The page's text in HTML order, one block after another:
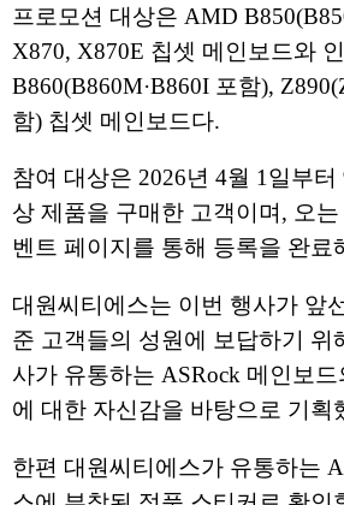
프로모션 대상은 AMD
X870, X870E 칩셋 메인보드와
B860(B860M·B860I 포함),
함) 칩셋 메인보드다.
참여 대상은 2026년 4월 1일부터
상 제품을 구매한 고객이며, 오는
벤트 페이지를 통해 등록을 완료
대원씨티에스는 이번 행사가 앞
준 고객들의 성원에 보답하기 위
사가 유통하는 ASRock 메인보
에 대한 자신감을 바탕으로 기획
한편 대원씨티에스가 유통하는